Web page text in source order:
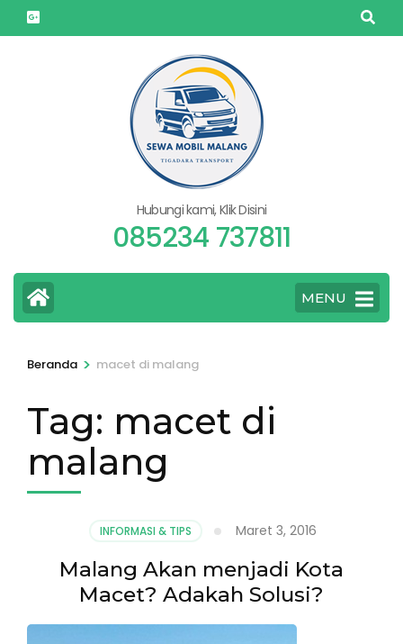
Lompat
ke
Hubungi kami, Klik Disini
085234 737811
MENU
Beranda > macet di malang
Tag: macet di
malang
INFORMASI & TIPS Maret 3, 2016
Malang Akan menjadi Kota
Macet? Adakah Solusi?